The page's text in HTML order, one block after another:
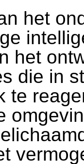
het
het
die in
te